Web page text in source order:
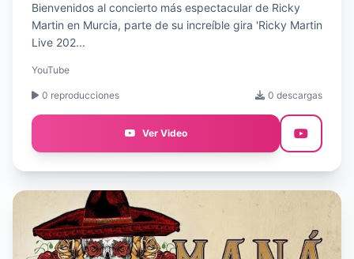
Bienvenidos al concierto más espectacular de Ricky
Martin en Murcia, parte de su increíble gira 'Ricky Martin
Live 202...
YouTube
0 reproducciones 0 descargas
Ver Video